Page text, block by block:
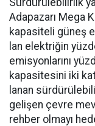
Adapaza­rı Mega
kapasiteli güneş
lan elektriğin
emisyonları­nı
kapasitesini iki
lanan
gelişen çev­re
rehber olmayı